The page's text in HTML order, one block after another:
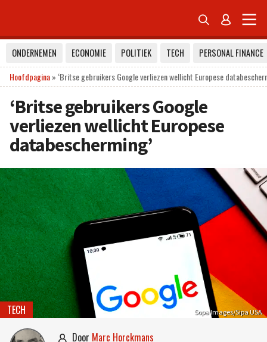
 
ONDERNEMEN ECONOMIE POLITIEK TECH
PERSONAL FINANCE
Hoofdpagina» ‘Britse gebruikers Google verliezen wellicht Europese
‘Britse gebruikers Google
verliezen wellicht Europese
databescherming’
Sopa Images/Sipa USA
TECH
 door Marc Horckmans